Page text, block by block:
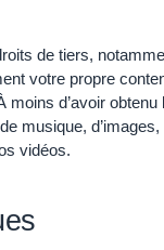
de tiers,
votre propre
d’avoir obtenu
musique, d’images,
vidéos.